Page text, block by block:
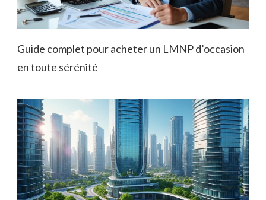
Guide complet pour acheter un LMNP d’occasion
en toute sérénité